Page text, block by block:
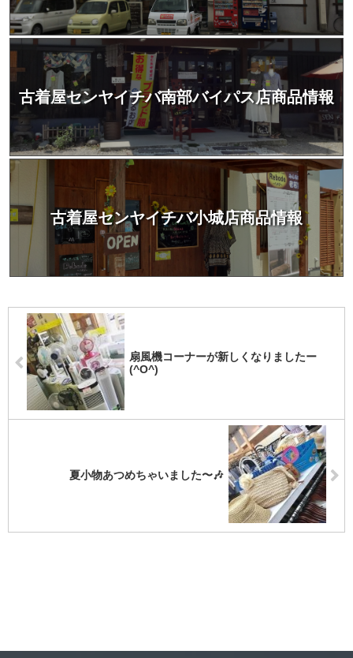
古着屋センヤイチバ南部バイパス店商品情報
古着屋センヤイチバ小城店商品情報
扇風機コーナーが新しくなりましたー
(^O^)
夏小物あつめちゃいました〜🎶